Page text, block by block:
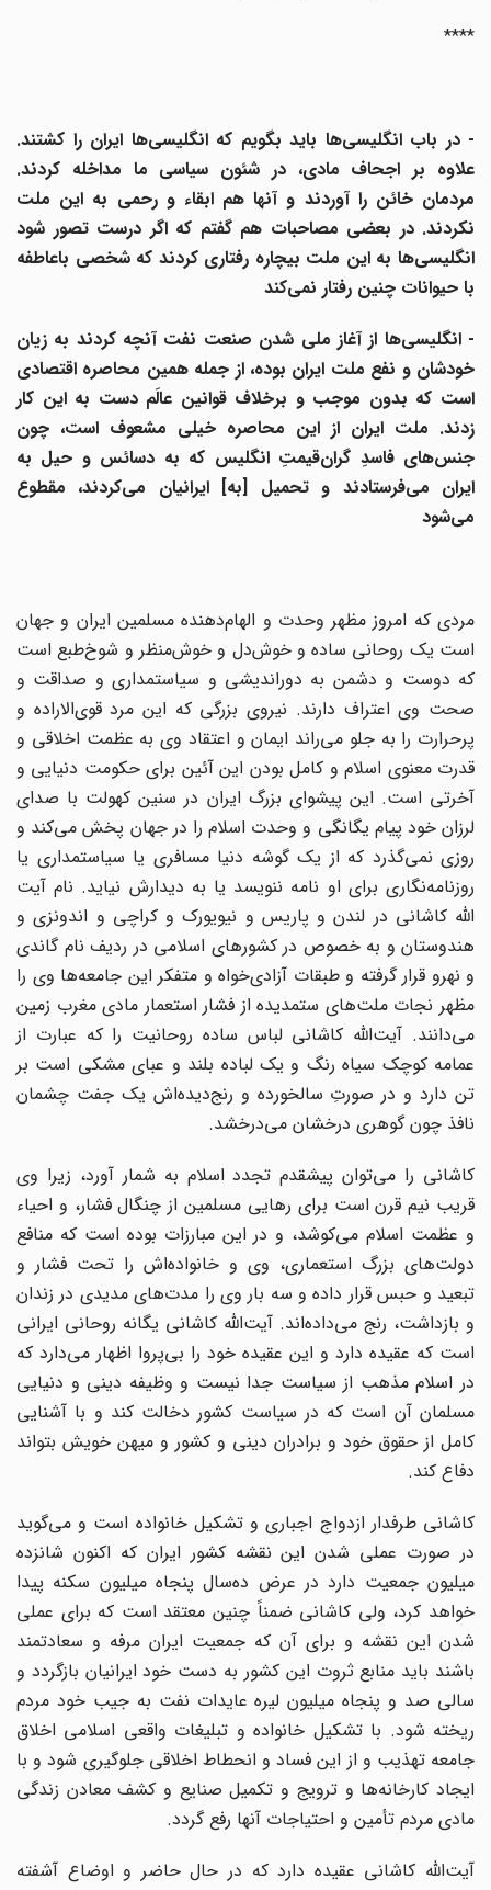
****
- در باب انگلیسی‌ها باید بگویم که انگلیسی‌ها ایران را کشتند.
علاوه بر اجحاف مادی، در شئون سیاسی ما مداخله کردند.
مردمان خائن را آوردند و آنها هم ابقاء و رحمی به این ملت
نکردند. در بعضی مصاحبات هم گفتم که اگر درست تصور شود
انگلیسی‌ها به این ملت بیچاره رفتاری کردند که شخصی باعاطفه
با حیوانات چنین رفتار نمی‌کند
- انگلیسی‌ها از آغاز ملی شدن صنعت نفت آنچه کردند به زیان
خودشان و نفع ملت ایران بوده، از جمله همین محاصره اقتصادی
است که بدون موجب و برخلاف قوانین عالَم دست به این کار
زدند. ملت ایران از این محاصره خیلی مشعوف است، چون
جنس‌های فاسدِ گران‌قیمتِ انگلیس که به دسائس و حیل به
ایران می‌فرستادند و تحمیل [به] ایرانیان می‌کردند، مقطوع
می‌شود
مردی که امروز مظهر وحدت و الهام‌دهنده مسلمین ایران و جهان
است یک روحانی ساده و خوش‌دل و خوش‌منظر و شوخ‌طبع است
که دوست و دشمن به دوراندیشی و سیاستمداری و صداقت و
صحت وی اعتراف دارند. نیروی بزرگی که این مرد قوی‌الاراده و
پرحرارت را به جلو می‌راند ایمان و اعتقاد وی به عظمت اخلاقی و
قدرت معنوی اسلام و کامل بودن این آئین برای حکومت دنیایی و
آخرتی است. این پیشوای بزرگ ایران در سنین کهولت با صدای
لرزان خود پیام یگانگی و وحدت اسلام را در جهان پخش می‌کند و
روزی نمی‌گذرد که از یک گوشه دنیا مسافری یا سیاستمداری یا
روزنامه‌نگاری برای او نامه ننویسد یا به دیدارش نیاید. نام آیت‌
الله کاشانی در لندن و پاریس و نیویورک و کراچی و اندونزی و
هندوستان و به خصوص در کشورهای اسلامی در ردیف نام گاندی
و نهرو قرار گرفته و طبقات آزادی‌خواه و متفکر این جامعه‌ها وی را
مظهر نجات ملت‌های ستمدیده از فشار استعمار مادی مغرب زمین
می‌دانند. آیت‌الله کاشانی لباس ساده روحانیت را که عبارت از
عمامه کوچک سیاه رنگ و یک لباده بلند و عبای مشکی است بر
تن دارد و در صورتِ سالخورده و رنج‌دیده‌اش یک جفت چشمان
نافذ چون گوهری درخشان می‌درخشد.
کاشانی را می‌توان پیشقدم تجدد اسلام به شمار آورد، زیرا وی
قریب نیم قرن است برای رهایی مسلمین از چنگال فشار، و احیاء
و عظمت اسلام می‌کوشد، و در این مبارزات بوده است که منافع
دولت‌های بزرگ استعماری، وی و خانواده‌اش را تحت فشار و
تبعید و حبس قرار داده و سه بار وی را مدت‌های مدیدی در زندان
و بازداشت، رنج می‌داده‌اند. آیت‌الله کاشانی یگانه روحانی ایرانی
است که عقیده دارد و این عقیده خود را بی‌پروا اظهار می‌دارد که
در اسلام مذهب از سیاست جدا نیست و وظیفه دینی و دنیایی
مسلمان آن است که در سیاست کشور دخالت کند و با آشنایی
کامل از حقوق خود و برادران دینی و کشور و میهن خویش بتواند
دفاع کند.
کاشانی طرفدار ازدواج اجباری و تشکیل خانواده است و می‌گوید
در صورت عملی شدن این نقشه کشور ایران که اکنون شانزده
میلیون جمعیت دارد در عرض ده‌سال پنجاه میلیون سکنه پیدا
خواهد کرد، ولی کاشانی ضمناً چنین معتقد است که برای عملی
شدن این نقشه و برای آن که جمعیت ایران مرفه و سعادتمند
باشند باید منابع ثروت این کشور به دست خود ایرانیان بازگردد و
سالی صد و پنجاه میلیون لیره عایدات نفت به جیب خود مردم
ریخته شود. با تشکیل خانواده و تبلیغات واقعی اسلامی اخلاق
جامعه تهذیب و از این فساد و انحطاط اخلاقی جلوگیری شود و با
ایجاد کارخانه‌ها و ترویج و تکمیل صنایع و کشف معادن زندگی
مادی مردم تأمین و احتیاجات آنها رفع گردد.
آیت‌الله کاشانی عقیده دارد که در حال حاضر و اوضاع آشفته